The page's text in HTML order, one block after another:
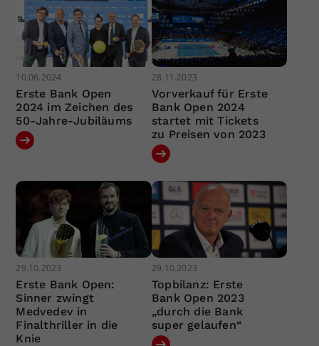
10.06.2024
Erste Bank Open
2024 im Zeichen des
50-Jahre-Jubiläums
28.11.2023
Vorverkauf für Erste
Bank Open 2024
startet mit Tickets
zu Preisen von 2023
29.10.2023
Erste Bank Open:
Sinner zwingt
Medvedev in
Finalthriller in die
Knie
29.10.2023
Topbilanz: Erste
Bank Open 2023
„durch die Bank
super gelaufen“